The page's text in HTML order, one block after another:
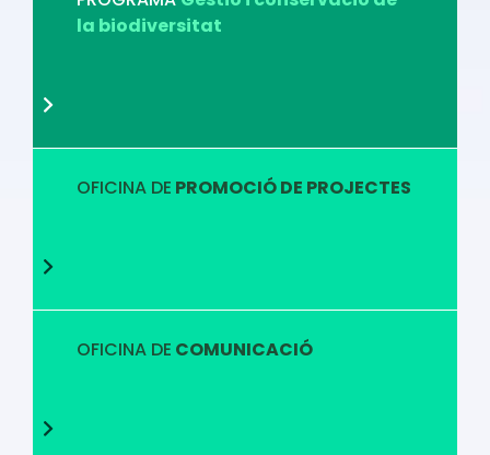
la biodiversitat
OFICINA DE PROMOCIÓ DE PROJECTES
OFICINA DE COMUNICACIÓ